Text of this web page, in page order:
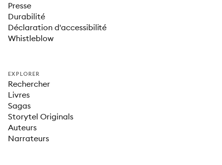
Presse
Durabilité
Déclaration d'accessibilité
Whistleblow
EXPLORER
Rechercher
Livres
Sagas
Storytel Originals
Auteurs
Narrateurs